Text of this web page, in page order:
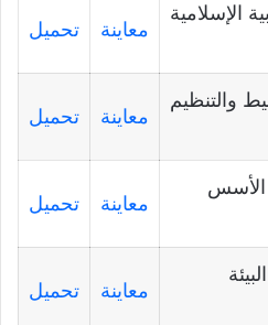
الإسلامية
معاينة تحميل
والتنظيم
معاينة تحميل
الأسس
معاينة تحميل
معاينة تحميل